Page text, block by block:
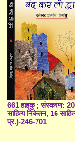
661 हाइकु ; संस्करण:
साहित्य निकेतन, 16
प्र.)-246-701